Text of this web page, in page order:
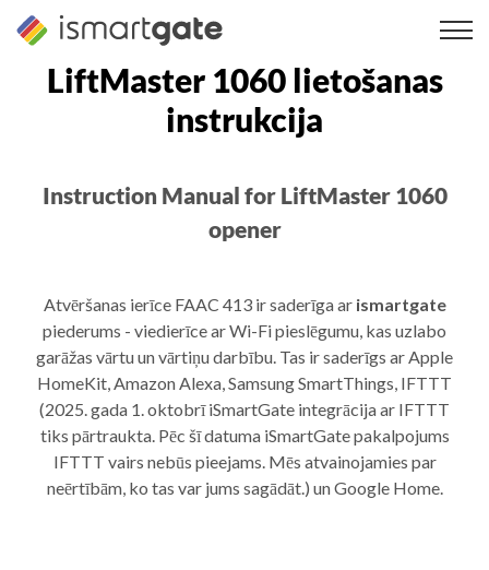
Pāriet
LiftMaster 1060 lietošanas
instrukcija
Instruction Manual for LiftMaster 1060
opener
Atvēršanas ierīce FAAC 413 ir saderīga ar ismartgate
piederums - viedierīce ar Wi-Fi pieslēgumu, kas uzlabo
garāžas vārtu un vārtiņu darbību. Tas ir saderīgs ar Apple
HomeKit, Amazon Alexa, Samsung SmartThings, IFTTT
(2025. gada 1. oktobrī iSmartGate integrācija ar IFTTT
tiks pārtraukta. Pēc šī datuma iSmartGate pakalpojums
IFTTT vairs nebūs pieejams. Mēs atvainojamies par
neērtībām, ko tas var jums sagādāt.) un Google Home.